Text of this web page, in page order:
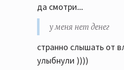
да смотри...
у меня нет денег
странно слышать от
улыбнули ))))